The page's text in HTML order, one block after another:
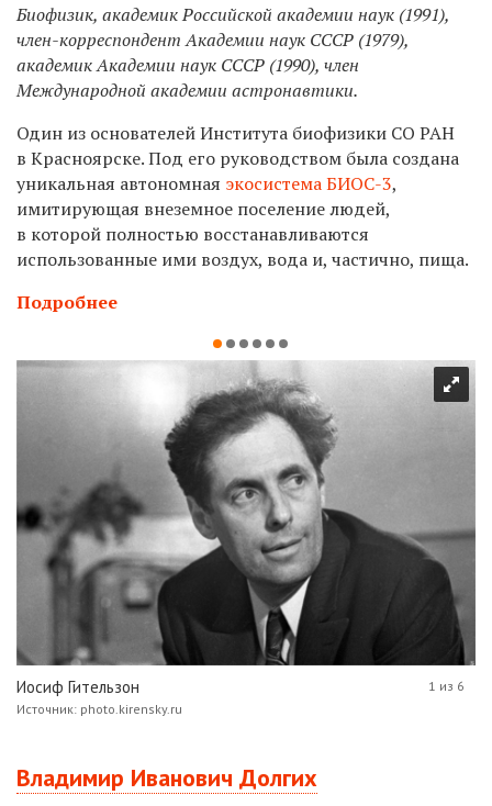
Биофизик, академик Российской академии наук (1991),
член-корреспондент Академии наук СССР (1979),
академик Академии наук СССР (1990), член
Международной академии астронавтики.
Один из основателей Института биофизики СО РАН
в Красноярске. Под его руководством была создана
уникальная автономная экосистема БИОС-3,
имитирующая внеземное поселение людей,
в которой полностью восстанавливаются
использованные ими воздух, вода и, частично, пища.
Подробнее
Иосиф Гительзон
Источник: photo.kirensky.ru
1 из 6
Владимир Иванович Долгих